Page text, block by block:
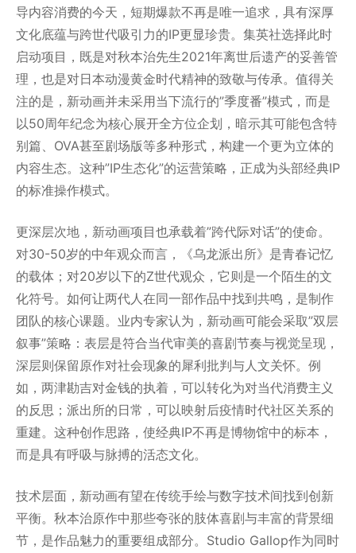
导内容消费的今天，短期爆款不再是唯一追求，具有深厚
文化底蕴与跨世代吸引力的IP更显珍贵。集英社选择此时
启动项目，既是对秋本治先生2021年离世后遗产的妥善管
理，也是对日本动漫黄金时代精神的致敬与传承。值得关
注的是，新动画并未采用当下流行的”季度番”模式，而是
以50周年纪念为核心展开全方位企划，暗示其可能包含特
别篇、OVA甚至剧场版等多种形式，构建一个更为立体的
内容生态。这种”IP生态化”的运营策略，正成为头部经典IP
的标准操作模式。
更深层次地，新动画项目也承载着”跨代际对话”的使命。
对30-50岁的中年观众而言，《乌龙派出所》是青春记忆
的载体；对20岁以下的Z世代观众，它则是一个陌生的文
化符号。如何让两代人在同一部作品中找到共鸣，是制作
团队的核心课题。业内专家认为，新动画可能会采取”双层
叙事”策略：表层是符合当代审美的喜剧节奏与视觉呈现，
深层则保留原作对社会现象的犀利批判与人文关怀。例
如，两津勘吉对金钱的执着，可以转化为对当代消费主义
的反思；派出所的日常，可以映射后疫情时代社区关系的
重建。这种创作思路，使经典IP不再是博物馆中的标本，
而是具有呼吸与脉搏的活态文化。
技术层面，新动画有望在传统手绘与数字技术间找到创新
平衡。秋本治原作中那些夸张的肢体喜剧与丰富的背景细
节，是作品魅力的重要组成部分。Studio Gallop作为同时